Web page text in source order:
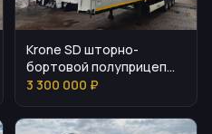
Krone SD шторно-
бортовой полуприцеп
для логистики
3 300 000 ₽